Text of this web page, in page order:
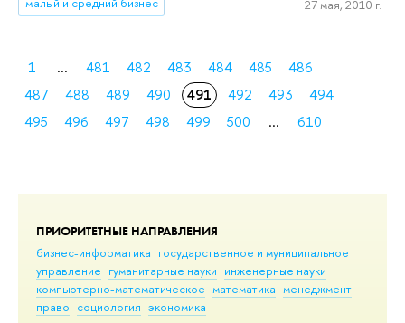
ПРИОРИТЕТНЫЕ НАПРАВЛЕНИЯ
бизнес-информатика государственное и муниципальное
управление гуманитарные науки инженерные науки
компьютерно-математическое математика менеджмент
право социология экономика
27 мая, 2010 г.
1 ... 481 482 483 484 485
486
487
488 489 490 491 492 493
494
495
496 497 498 499 500 ... 610